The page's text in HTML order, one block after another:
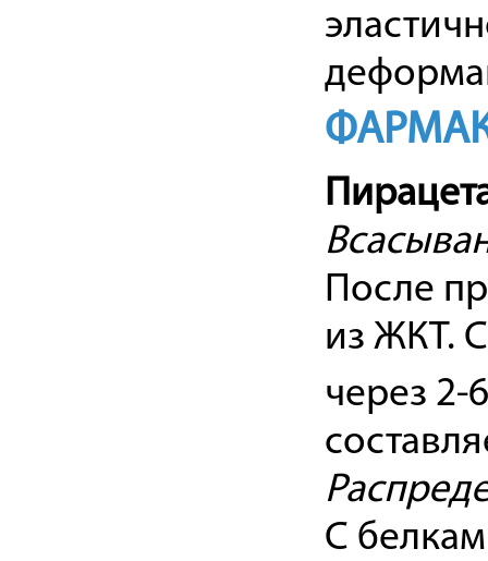
После
из ЖКТ. C
через 2-
С